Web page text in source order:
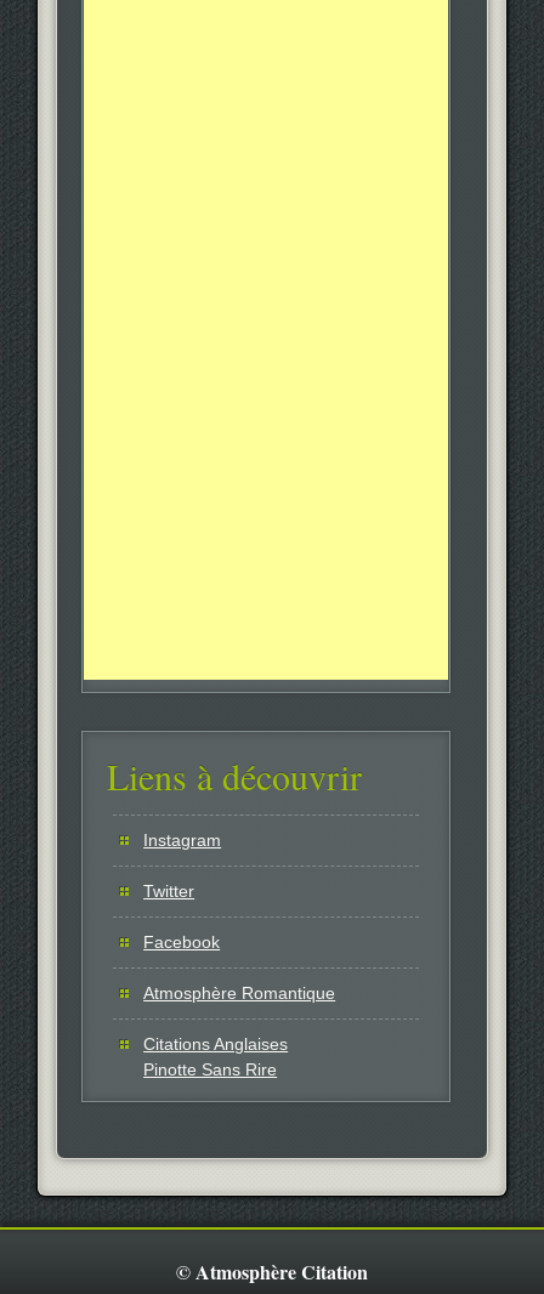
Liens à découvrir
Instagram
Twitter
Facebook
Atmosphère Romantique
Citations Anglaises
Pinotte Sans Rire
© Atmosphère Citation